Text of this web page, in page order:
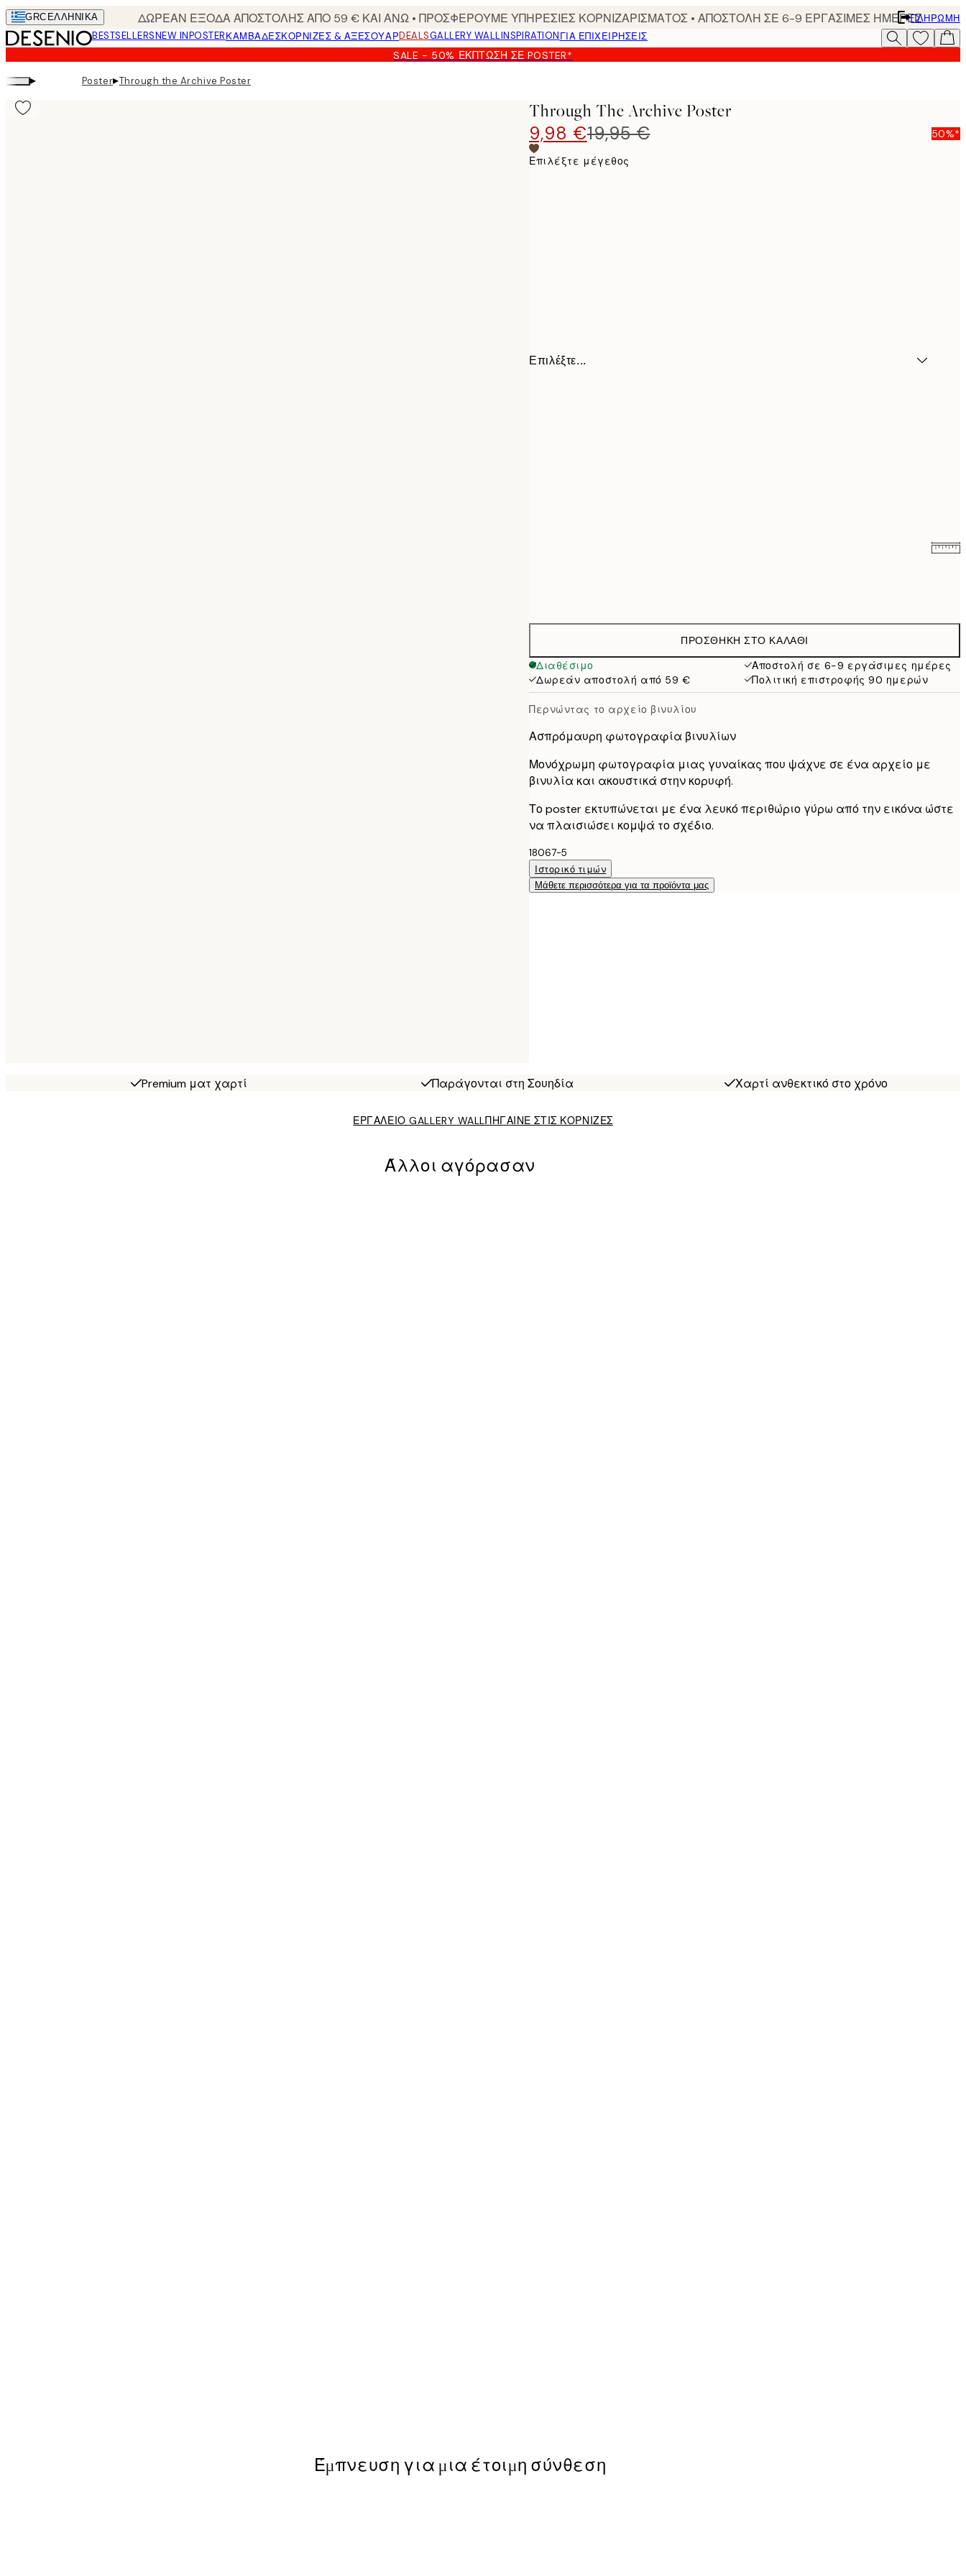
Skip
to
main
content.
GRC ΕΛΛΗΝΙΚΆ ΔΩΡΕΑΝ ΕΞΟΔΑ ΑΠΟΣΤΟΛΗΣ ΑΠΟ 59 € ΚΑΙ ΑΝΩ • ΠΡΟΣΦΕΡΟΥΜΕ ΥΠΗΡΕΣΙΕΣ ΚΟΡΝΙΖΑΡΙΣΜΑΤΟΣ • ΑΠΟΣΤΟΛΗ ΣΕ 6-9 ΕΡΓΑΣΙΜΕΣ ΗΜΕΡΕΣΠΛΗΡΩΜΉ
BESTSELLERSNEW INPOSTERΚΑΜΒΆΔΕΣΚΟΡΝΊΖΕΣ & ΑΞΕΣΟΥΆΡDEALSGALLERY WALLINSPIRATIONΓΙΑ ΕΠΙΧΕΙΡΗΣΕΙΣ
SALE - 50% ΈΚΠΤΩΣΗ ΣΕ POSTER*
▸ Poster▸Through the Archive Poster
Through The Archive Poster
9,98 €19,95 € 50%*
Επιλέξτε μέγεθος
Επιλέξτε...
32,45 €
ΠΡΟΣΘΉΚΗ ΣΤΟ ΚΑΛΆΘΙ
Διαθέσιμο
Αποστολή σε 6-9 εργάσιμες ημέρες
Δωρεάν αποστολή από 59 €
Πολιτική επιστροφής 90 ημερών
Περνώντας το αρχείο βινυλίου
Ασπρόμαυρη φωτογραφία βινυλίων
Μονόχρωμη φωτογραφία μιας γυναίκας που ψάχνε σε ένα αρχείο με
βινυλία και ακουστικά στην κορυφή.
Το poster εκτυπώνεται με ένα λευκό περιθώριο γύρω από την εικόνα ώστε
να πλαισιώσει κομψά το σχέδιο.
18067-5
Ιστορικό τιμών
Μάθετε περισσότερα για τα προϊόντα μας
Premium ματ χαρτί Παράγονται στη Σουηδία Χαρτί ανθεκτικό στο χρόνο
ΕΡΓΑΛΕΙΟ GALLERY WALLΠΗΓΑΙΝΕ ΣΤΙΣ ΚΟΡΝΙΖΕΣ
Άλλοι αγόρασαν
Έμπνευση για μια έτοιμη σύνθεση